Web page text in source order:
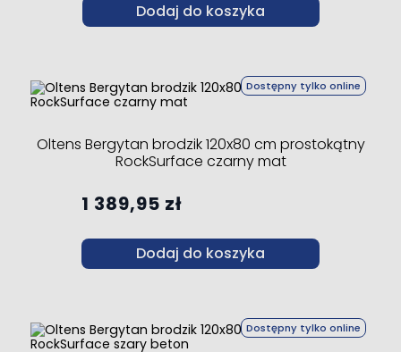
Dodaj do koszyka
Dostępny tylko online
Oltens Bergytan brodzik 120x80 cm prostokątny
RockSurface czarny mat
1 389,95 zł
Dodaj do koszyka
Dostępny tylko online